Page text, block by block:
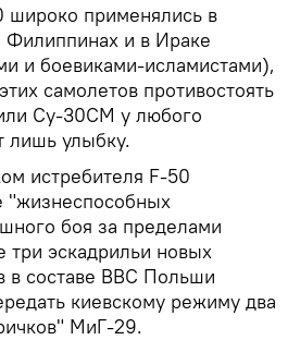
применялись в
Филиппинах и в Ираке
и боевиками-исламистами),
самолетов противостоять
Су-30СМ у любого
лишь улыбку.
истребителя F-50
"жизнеспособных
боя за пределами
эскадрильи новых
в составе ВВС Польши
киевскому режиму два
МиГ-29.